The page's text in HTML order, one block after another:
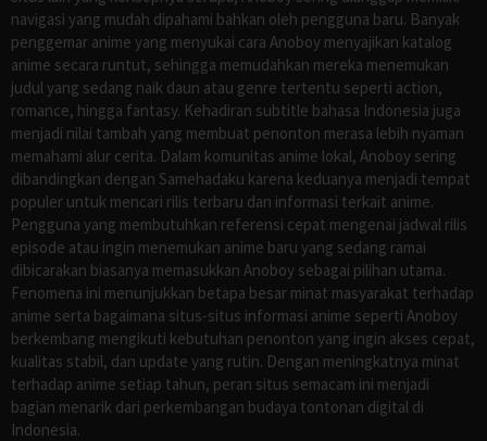
navigasi yang mudah dipahami bahkan oleh pengguna baru. Banyak
penggemar anime yang menyukai cara Anoboy menyajikan katalog
anime secara runtut, sehingga memudahkan mereka menemukan
judul yang sedang naik daun atau genre tertentu seperti action,
romance, hingga fantasy. Kehadiran subtitle bahasa Indonesia juga
menjadi nilai tambah yang membuat penonton merasa lebih nyaman
memahami alur cerita. Dalam komunitas anime lokal, Anoboy sering
dibandingkan dengan Samehadaku karena keduanya menjadi tempat
populer untuk mencari rilis terbaru dan informasi terkait anime.
Pengguna yang membutuhkan referensi cepat mengenai jadwal rilis
episode atau ingin menemukan anime baru yang sedang ramai
dibicarakan biasanya memasukkan Anoboy sebagai pilihan utama.
Fenomena ini menunjukkan betapa besar minat masyarakat terhadap
anime serta bagaimana situs-situs informasi anime seperti Anoboy
berkembang mengikuti kebutuhan penonton yang ingin akses cepat,
kualitas stabil, dan update yang rutin. Dengan meningkatnya minat
terhadap anime setiap tahun, peran situs semacam ini menjadi
bagian menarik dari perkembangan budaya tontonan digital di
Indonesia.